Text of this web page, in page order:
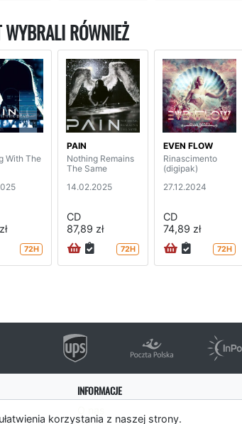
korzystania z naszej strony.
RÓWNIEŻ
With The
72H
PAIN
Nothing Remains
The Same
14.02.2025
CD
87,89 zł
72H
EVEN FLOW
Rinascimento
(digipak)
27.12.2024
CD
74,89 zł
72H
INFORMACJE